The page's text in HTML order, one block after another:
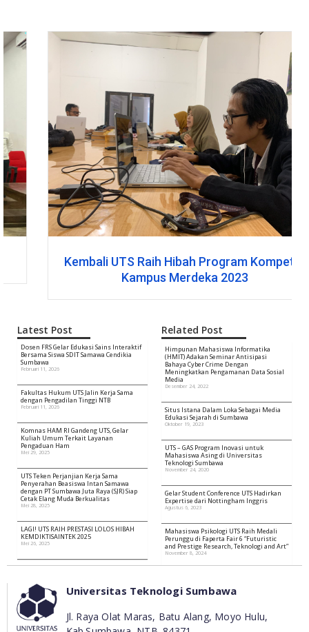
Kembali UTS Raih Hibah Program Kompetisi
Kampus Merdeka 2023
Latest Post
Dosen FRS Gelar Edukasi Sains Interaktif
Bersama Siswa SDIT Samawa Cendikia
Sumbawa
Februari 11, 2026
Fakultas Hukum UTS Jalin Kerja Sama
dengan Pengadilan Tinggi NTB
Februari 11, 2026
Komnas HAM RI Gandeng UTS, Gelar
Kuliah Umum Terkait Layanan
Pengaduan Ham
Mei 29, 2025
UTS Teken Perjanjian Kerja Sama
Penyerahan Beasiswa Intan Samawa
dengan PT Sumbawa Juta Raya (SJR) Siap
Cetak Elang Muda Berkualitas
Mei 28, 2025
LAGI! UTS RAIH PRESTASI LOLOS HIBAH
KEMDIKTISAINTEK 2025
Mei 26, 2025
Related Post
Himpunan Mahasiswa Informatika
(HMIT) Adakan Seminar Antisipasi
Bahaya Cyber Crime Dengan
Meningkatkan Pengamanan Data Sosial
Media
Desember 24, 2022
Situs Istana Dalam Loka Sebagai Media
Edukasi Sejarah di Sumbawa
Oktober 19, 2023
UTS – GAS Program Inovasi untuk
Mahasiswa Asing di Universitas
Teknologi Sumbawa
November 24, 2020
Gelar Student Conference UTS Hadirkan
Expertise dari Nottingham Inggris
Agustus 6, 2023
Mahasiswa Psikologi UTS Raih Medali
Perunggu di Faperta Fair 6 “Futuristic
and Prestige Research, Teknologi and Art”
November 8, 2024
Universitas Teknologi Sumbawa
Jl. Raya Olat Maras, Batu Alang, Moyo Hulu,